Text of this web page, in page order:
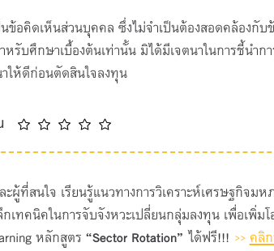
ข้อคิดเห็นส่วนบุคคล ซึ่งไม่จำเป็นต้องสอดคล้องกั
หรับศึกษาเบื้องต้นเท่านั้น มิได้มีเจตนาในการชี้นำ
ให้ดีก่อนตัดสินใจลงทุน
ผู้ที่สนใจ เรียนรู้แนวทางการวิเคราะห์เศรษฐกิจม
เทคนิคในการจับจังหวะเปลี่ยนกลุ่มลงทุน เพื่อเพิ่ม
หลักสูตร “Sector Rotation”ได้ฟรี!!! >>คลิ